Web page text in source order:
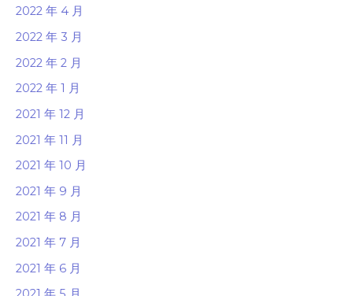
2022 年 4 月
2022 年 3 月
2022 年 2 月
2022 年 1 月
2021 年 12 月
2021 年 11 月
2021 年 10 月
2021 年 9 月
2021 年 8 月
2021 年 7 月
2021 年 6 月